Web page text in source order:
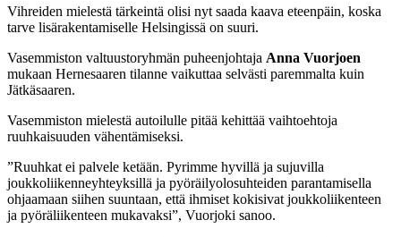
Vihreiden mielestä tärkeintä olisi nyt saada kaava eteenpäin, koska
tarve lisärakentamiselle Helsingissä on suuri.
Vasemmiston valtuustoryhmän puheenjohtaja Anna Vuorjoen
mukaan Hernesaaren tilanne vaikuttaa selvästi paremmalta kuin
Jätkäsaaren.
Vasemmiston mielestä autoilulle pitää kehittää vaihtoehtoja
ruuhkaisuuden vähentämiseksi.
”Ruuhkat ei palvele ketään. Pyrimme hyvillä ja sujuvilla
joukkoliikenneyhteyksillä ja pyöräilyolosuhteiden parantamisella
ohjaamaan siihen suuntaan, että ihmiset kokisivat joukkoliikenteen
ja pyöräliikenteen mukavaksi”, Vuorjoki sanoo.